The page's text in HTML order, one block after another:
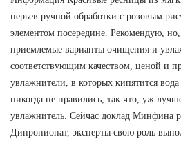
перьев ручной обработки с розовым
элементом посередине. Рекомендую, но,
приемлемые варианты очищения и
соответствующим качеством, ценой и
увлажнители, в которых кипятится
никогда не нравились, так что, уж
увлажнитель. Сейчас доклад Минфина
Дипропионат, эксперты свою роль